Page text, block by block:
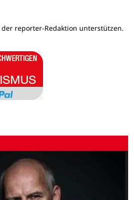
reporter-Redaktion unterstützen.